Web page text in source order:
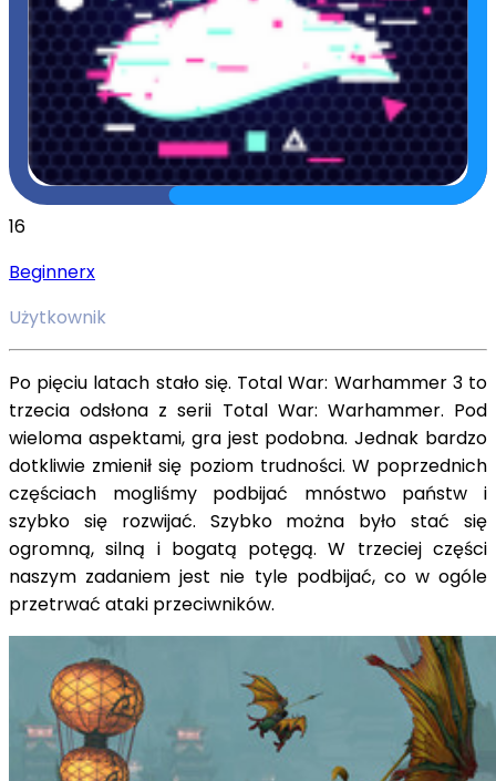
16
Beginnerx
Użytkownik
Po pięciu latach stało się. Total War: Warhammer 3 to
trzecia odsłona z serii Total War: Warhammer. Pod
wieloma aspektami, gra jest podobna. Jednak bardzo
dotkliwie zmienił się poziom trudności. W poprzednich
częściach mogliśmy podbijać mnóstwo państw i
szybko się rozwijać. Szybko można było stać się
ogromną, silną i bogatą potęgą. W trzeciej części
naszym zadaniem jest nie tyle podbijać, co w ogóle
przetrwać ataki przeciwników.